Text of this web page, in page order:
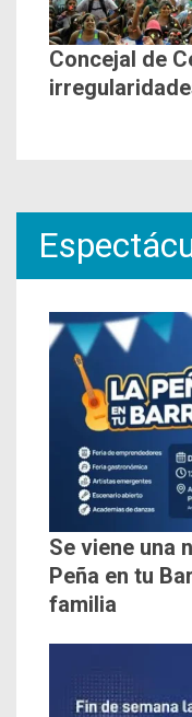
Concejal de
Se viene una
Peña en tu
familia